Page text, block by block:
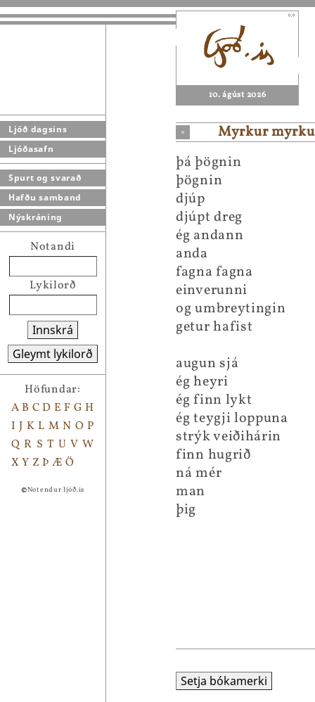
Ljóð dagsins
Ljóðasafn
Spurt og svarað
Hafðu samband
Nýskráning
Notandi
Lykilorð
Innskrá
Gleymt lykilorð
Höfundar:
A B C D E F G H
I J K L M N O P
Q R S T U V W
X Y Z Þ Æ Ö
©Notendur ljóð.is
10. ágúst 2026
Myrkur
þá þögnin
þögnin
djúp
djúpt dreg
ég andann
anda
fagna fagna
einverunni
og umbreytingin
getur hafist
augun sjá
ég heyri
ég finn lykt
ég teygji loppuna
strýk veiðihárin
finn hugrið
ná mér
man
þig
Setja bókamerki